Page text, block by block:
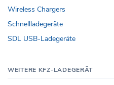
Wireless Chargers
Schnellladegeräte
SDL USB-Ladegeräte
WEITERE KFZ-LADEGERÄT